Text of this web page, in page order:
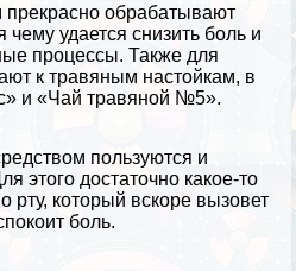
обpaбатывают
удается снизить боль и
процессы. Также для
к травяным настойкам, в
и «Чай травяной №5».
пользуются и
этого достаточно какое-то
рту, который вскоре вызовет
боль.